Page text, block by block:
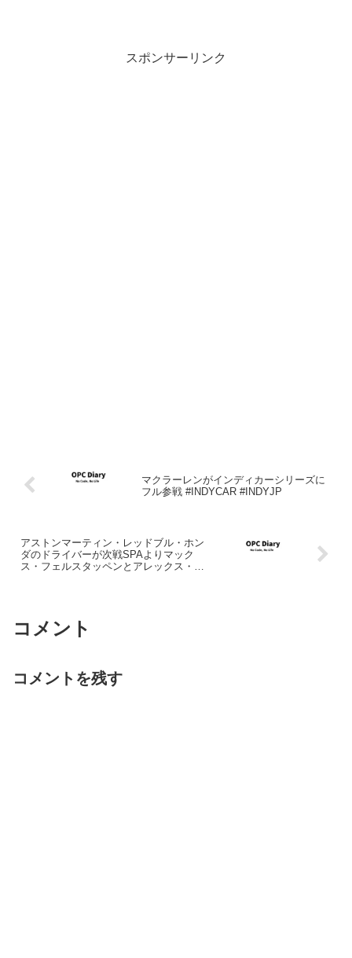
スポンサーリンク
マクラーレンがインディカーシリーズに
フル参戦 #INDYCAR #INDYJP
アストンマーティン・レッドブル・ホン
ダのドライバーが次戦SPAよりマック
ス・フェルスタッペンとアレックス・ア
コメント
コメントを残す